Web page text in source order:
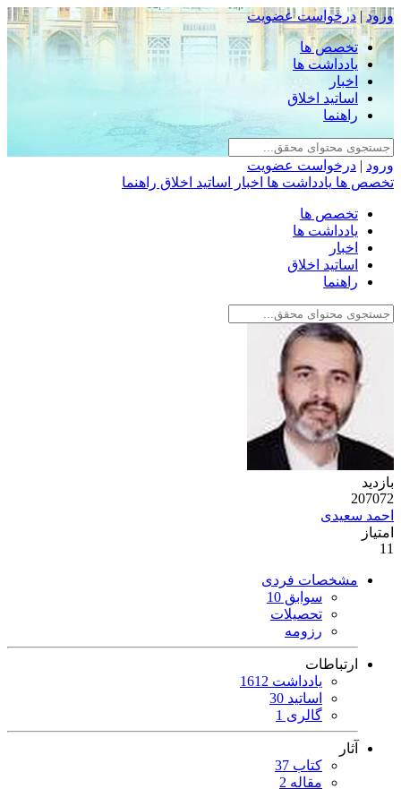
ورود| درخواست عضویت
تخصص ها
یادداشت ها
اخبار
اساتید اخلاق
راهنما
ورود | درخواست عضویت
تخصص ها یادداشت ها اخبار اساتید اخلاق راهنما
تخصص ها
یادداشت ها
اخبار
اساتید اخلاق
راهنما
بازدید
207072
احمد سعیدی
امتیاز
11
مشخصات فردی
سوابق 10
تحصیلات
رزومه
ارتباطات
یادداشت 1612
اساتید 30
گالری 1
آثار
کتاب 37
مقاله 2